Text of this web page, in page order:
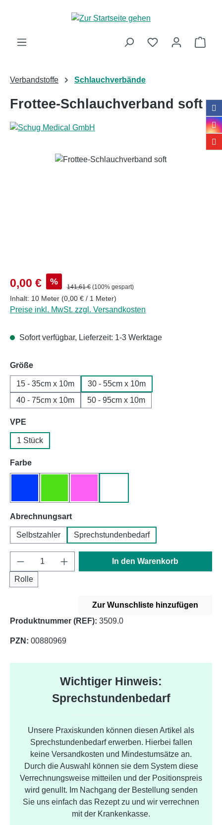
Zum Hauptinhalt springen
Verbandstoffe Schlauchverbände
Frottee-Schlauchverband soft
Bildergalerie überspringen
Verkaufspreis:
0,00 € % Regulärer Preis:
141,61 € (100% gespart)
Inhalt: 10 Meter (0,00 € / 1 Meter)
Preise inkl. MwSt. zzgl. Versandkosten
Sofort verfügbar, Lieferzeit: 1-3 Werktage
Größeauswählen
15 - 35cm x 10m
30 - 55cm x 10m
40 - 75cm x 10m
50 - 95cm x 10m
VPE
1 Stück
Farbeauswählen
Abrechnungsartauswählen
Selbstzahler Sprechstundenbedarf
Produkt Anzahl: Gib den gewünschten
Rolle
In den Warenkorb
Zur Wunschliste hinzufügen
Produktnummer (REF): 3509.0
PZN: 00880969
Wichtiger Hinweis:
Sprechstundenbedarf
Unsere Praxiskunden können diesen Artikel als
Sprechstundenbedarf erwerben. Hierbei fallen
keine Versandkosten und Mindestumsätze an.
Durch die Auswahl können sie dem System diese
Verrechnungsweise mitteilen und der Positionspreis
wird genullt. Im Nachgang der Bestellung senden
Sie uns einfach das Rezept zu und wir verrechnen
mit der Krankenkasse.